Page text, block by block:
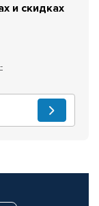
и скидках